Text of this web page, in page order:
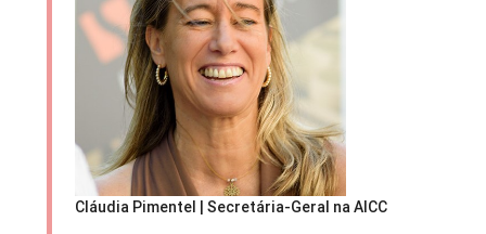
Cláudia Pimentel | Secretária-Geral na AICC